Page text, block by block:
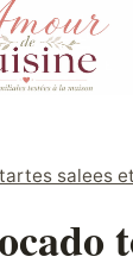
salees